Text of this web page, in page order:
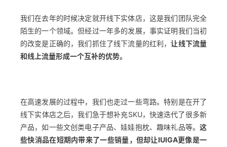
我们在去年的时候决定就开线下实体店，这是我们团队完全
陌生的一个领域。但经过一年多的发展，事实证明我们当初
的改变是正确的，我们抓住了线下流量的红利，让线下流量
和线上流量形成一个互补的优势。
在高速发展的过程中，我们也走过一些弯路。特别是在开了
线下实体店之后，我们急于想补充SKU，快速迭代了很多新
产品，如一些文创类电子产品、娃娃抱枕、趣味礼品等。 这
些快消品在短期内带来了一些销量，但却让IUIGA更像是一